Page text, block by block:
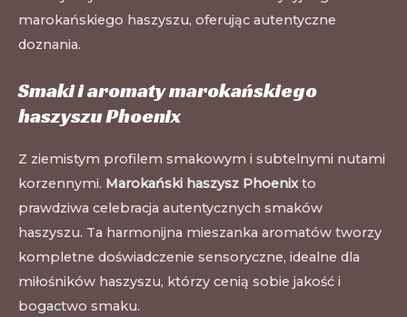
marokańskiego haszyszu, oferując autentyczne
doznania.
Smaki i aromaty marokańskiego
haszyszu Phoenix
Z ziemistym profilem smakowym i subtelnymi nutami
korzennymi. Marokański haszysz Phoenixto
prawdziwa celebracja autentycznych smaków
haszyszu. Ta harmonijna mieszanka aromatów tworzy
kompletne doświadczenie sensoryczne, idealne dla
miłośników haszyszu, którzy cenią sobie jakość i
bogactwo smaku.